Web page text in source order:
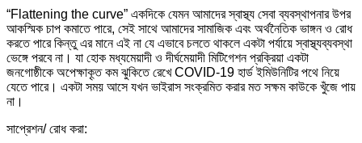
“Flattening the curve” একদিকে যেমন আমাদের স্বাস্থ্য সেবা ব্যবস্থাপনার উপর
আকস্মিক চাপ কমাতে পারে, সেই সাথে আমাদের সামাজিক এবং অর্থনৈতিক ভাঙ্গন ও রোধ
করতে পারে কিন্তু এর মানে এই না যে এভাবে চলতে থাকলে একটা পর্যায়ে স্বাস্থ্যব্যবস্থা
ভেঙ্গে পরবে না। যা হোক মধ্যমেয়াদী ও দীর্ঘমেয়াদী মিটিগেশন প্রক্রিয়া একটা
জনগোষ্ঠীকে অপেক্ষাকৃ্ত কম ঝুকিতে রেখে COVID-19 হার্ড ইমিউনিটির পথে নিয়ে
যেতে পারে। একটা সময় আসে যখন ভাইরাস সংক্রমিত করার মত সক্ষম কাউকে খুঁজে পায়
না।
সাপ্রেশন/ রোধ করা: